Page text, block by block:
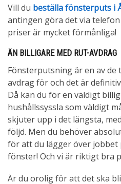
Vill du beställa fönsterputs i
antingen göra det via
priser är mycket förmånliga!
ÄN BILLIGARE MED RUT-AVDRAG
Fönsterputsning är en av de
avdrag för och det är
Då kan du för en väldigt
hushållssyssla som väldigt
skjuter upp i det längsta,
följd. Men du behöver
för att du lägger över jobbet
fönster! Och vi är riktigt bra
Är du orolig för att det ska